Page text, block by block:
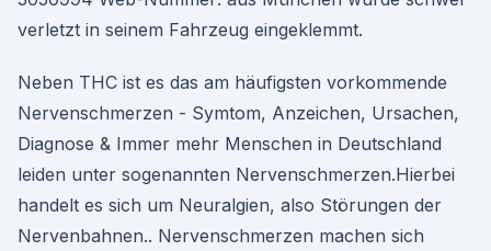
verletzt in seinem Fahrzeug eingeklemmt.
Neben THC ist es das am häufigsten vorkommende
Nervenschmerzen - Symtom, Anzeichen, Ursachen,
Diagnose & Immer mehr Menschen in Deutschland
leiden unter sogenannten Nervenschmerzen.Hierbei
handelt es sich um Neuralgien, also Störungen der
Nervenbahnen.. Nervenschmerzen machen sich